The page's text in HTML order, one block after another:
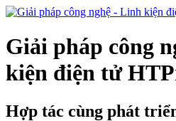
Giải pháp công
kiện điện tử
Hợp tác cùng phát